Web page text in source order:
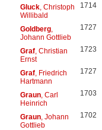
Gluck, Christoph
Willibald
1714
Goldberg,
Johann Gottlieb
1727
Graf, Christian
Ernst
1723
Graf, Friedrich
Hartmann
1727
Graun, Carl
Heinrich
1703
Graun, Johann
Gottlieb
1702